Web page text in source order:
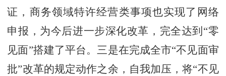
证，商务领域特许经营类事项也实现了网络
申报，为今后进一步深化改革，完全达到“零
见面”搭建了平台。三是在完成全市“不见面审
批”改革的规定动作之余，自我加压，将“不见